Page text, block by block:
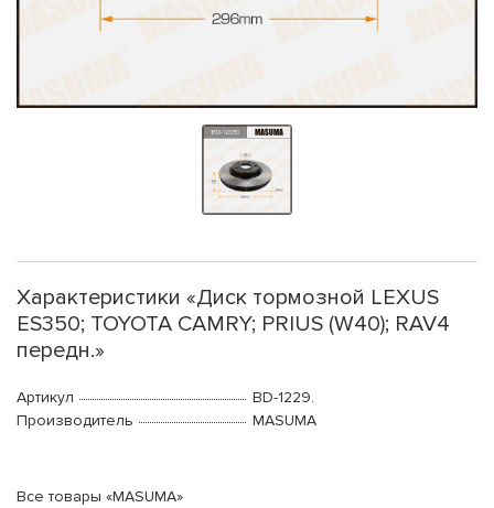
Характеристики «Диск тормозной LEXUS
ES350; TOYOTA CAMRY; PRIUS (W40); RAV4
передн.»
Артикул
BD-1229.
Производитель
MASUMA
Все товары «MASUMA»